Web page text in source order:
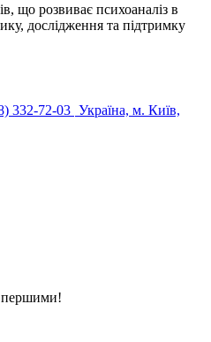
що розвиває психоаналіз в
дослідження та підтримку
332-72-03 Україна, м. Київ,
першими!